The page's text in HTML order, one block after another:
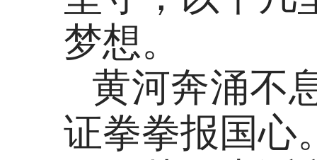
梦想。
黄河奔涌不
证拳拳报国心